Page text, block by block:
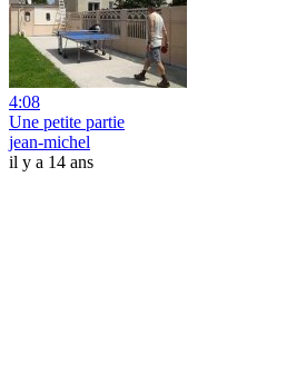
4:08
Une petite partie
jean-michel
il y a 14 ans